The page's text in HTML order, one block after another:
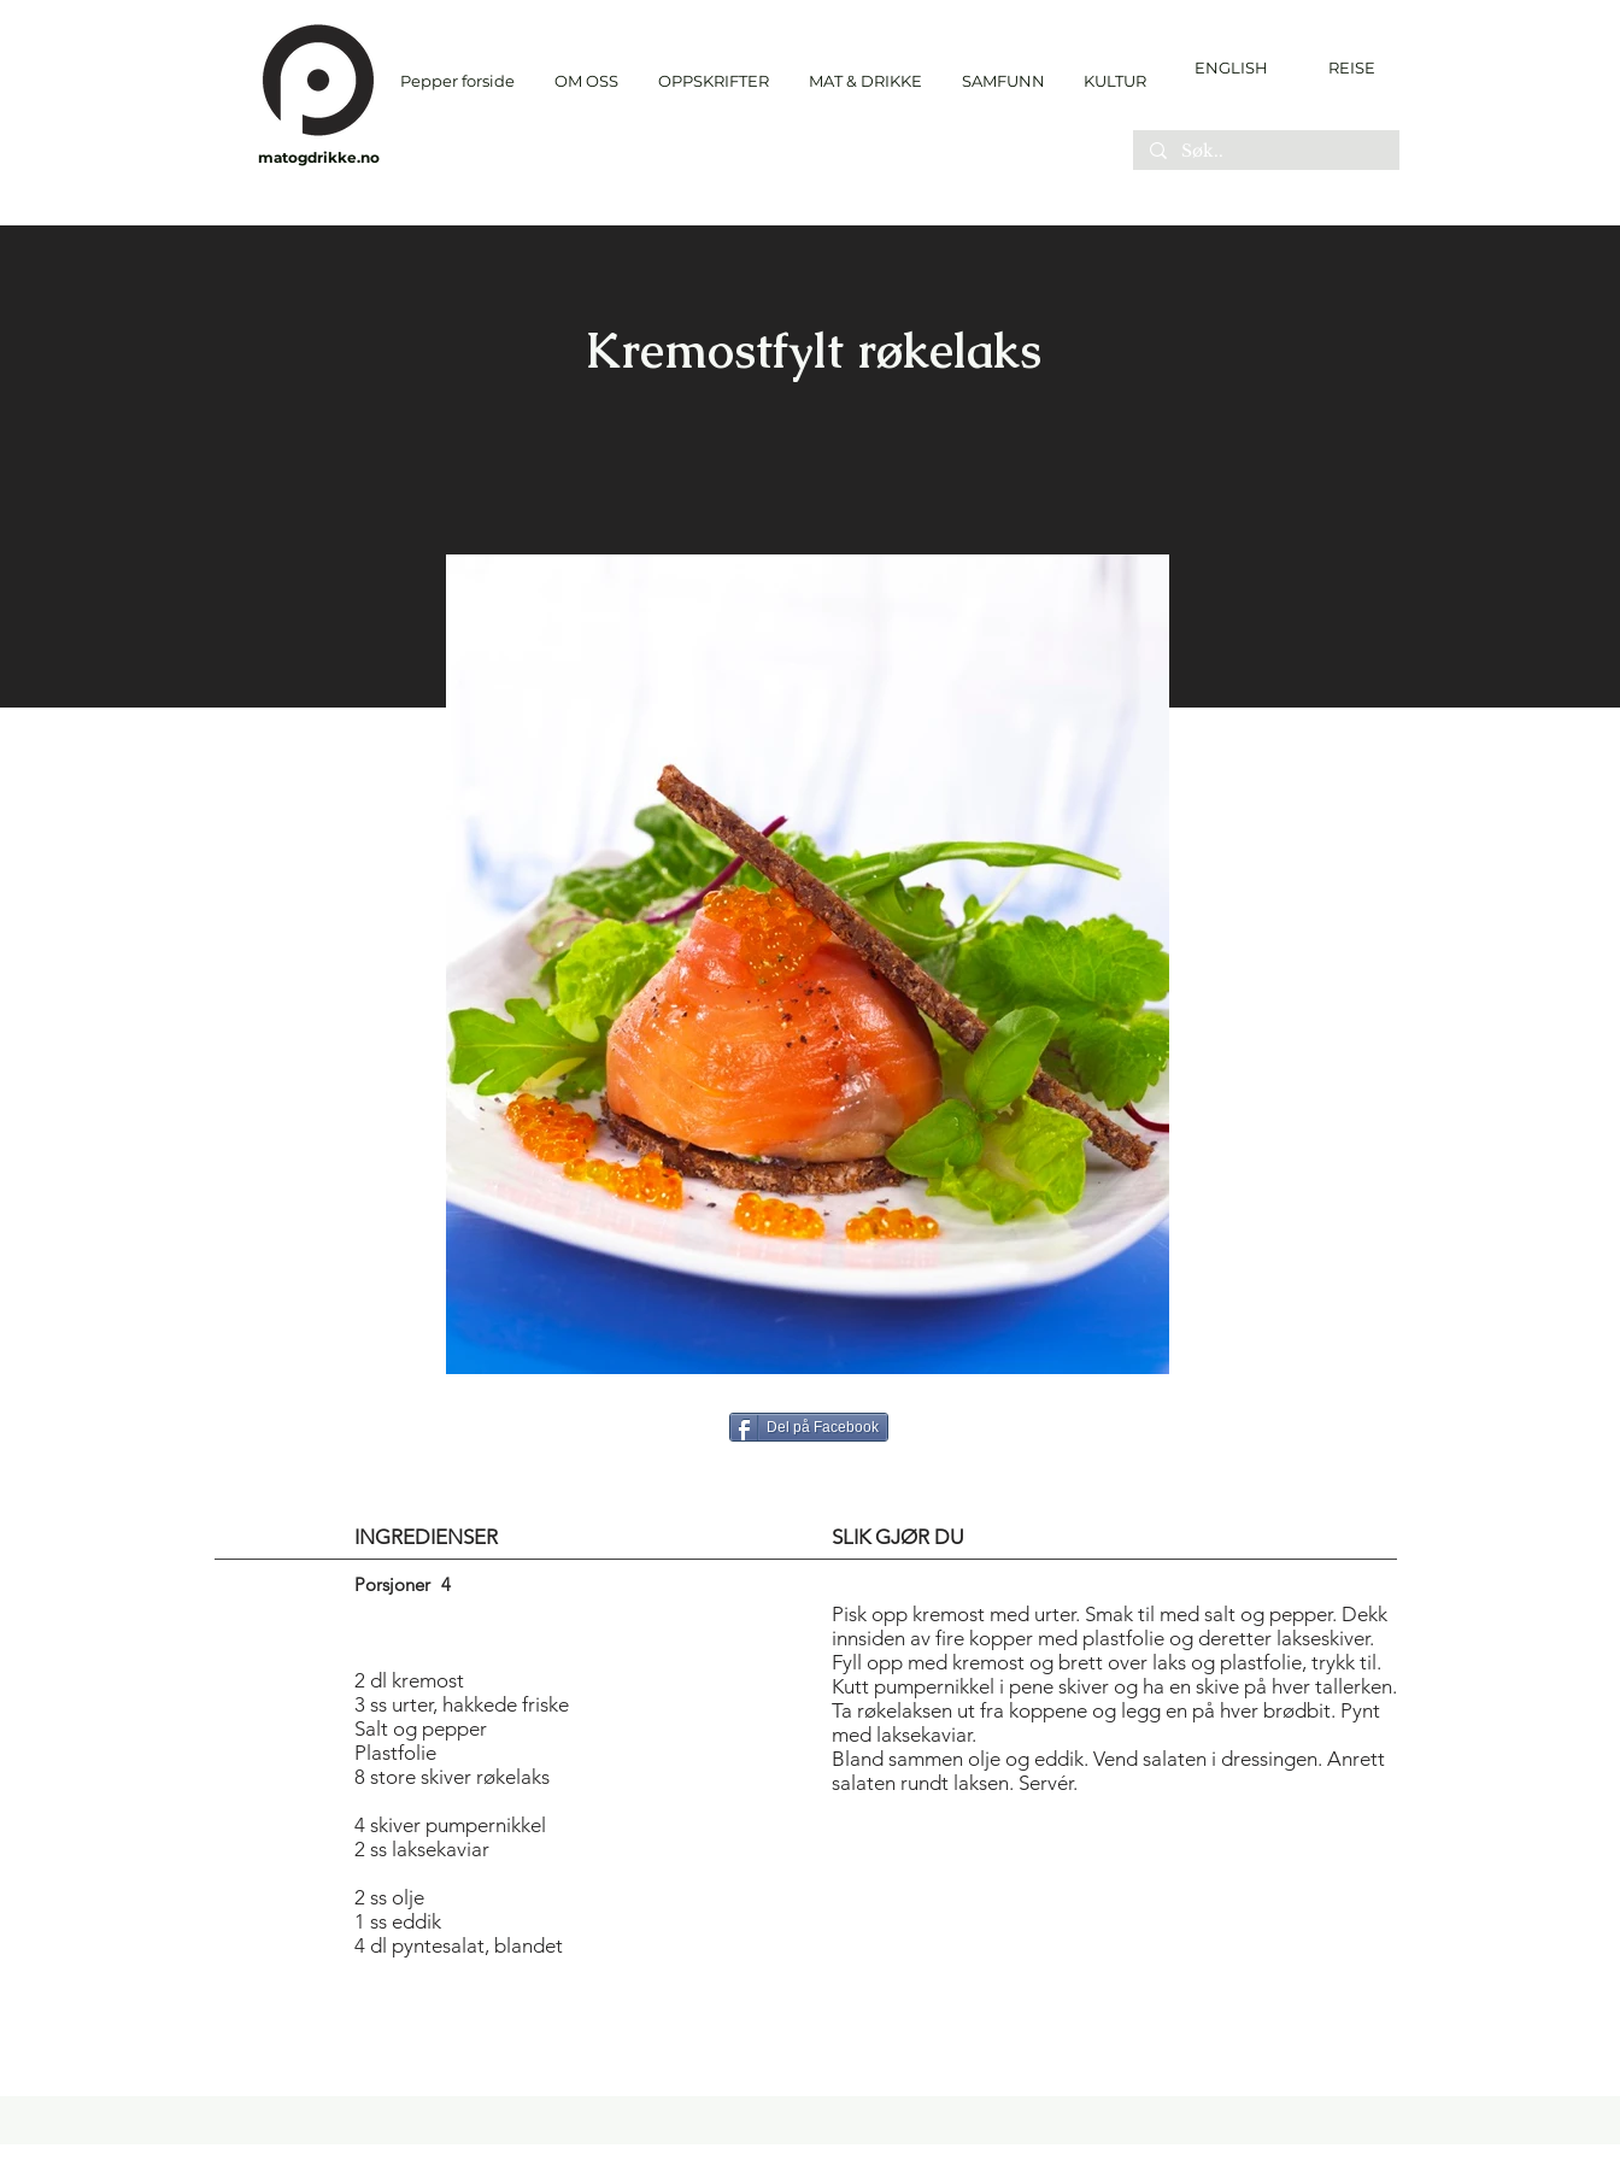
Pepper forside OM OSS OPPSKRIFTER MAT & DRIKKE SAMFUNN KULTUR
ENGLISH REISE
matogdrikke.no
Kremostfylt røkelaks
Del på Facebook
INGREDIENSER SLIK GJØR DU
Porsjoner 4
2 dl kremost
3 ss urter, hakkede friske
Salt og pepper
Plastfolie
8 store skiver røkelaks
4 skiver pumpernikkel
2 ss laksekaviar
2 ss olje
1 ss eddik
4 dl pyntesalat, blandet
Pisk opp kremost med urter. Smak til med salt og pepper. Dekk
innsiden av fire kopper med plastfolie og deretter lakseskiver.
Fyll opp med kremost og brett over laks og plastfolie, trykk til.
Kutt pumpernikkel i pene skiver og ha en skive på hver tallerken.
Ta røkelaksen ut fra koppene og legg en på hver brødbit. Pynt
med laksekaviar.
Bland sammen olje og eddik. Vend salaten i dressingen. Anrett
salaten rundt laksen. Servér.